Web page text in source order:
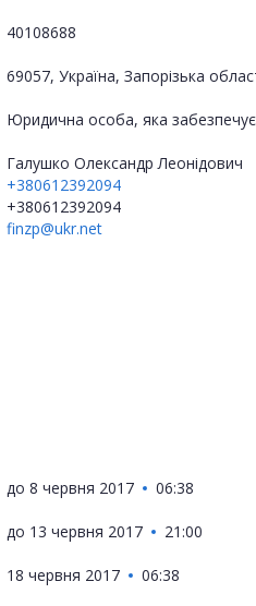
40108688
69057, Україна, Запорізька
Юридична особа, яка
Галушко Олександр Леонідович
+380612392094
+380612392094
finzp@ukr.net
до 8 червня 2017 06:38
до 13 червня 2017 21:00
18 червня 2017 06:38